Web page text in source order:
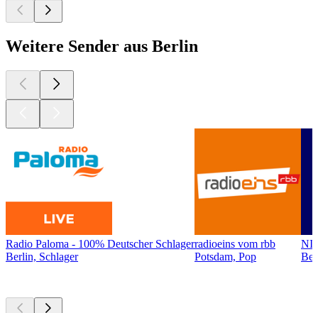
Weitere Sender aus Berlin
Radio Paloma - 100% Deutscher Schlager
Berlin, Schlager
radioeins vom rbb
Potsdam, Pop